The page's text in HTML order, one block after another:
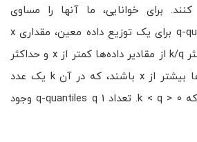
برای خوانایی، ما آنها را مساوی
می‌نامیم.) kامین q-quantile برای یک توزیع داده معین، مقداری x
است به طوری که حداکثر k/q از مقادیر داده‌ها کمتر از x و حداکثر
(q k)/q از مقادیر داده‌ها بیشتر از x باشند، که در آن k یک عدد
صحیح است به طوری که 0 < k < q. تعداد q-quantiles q 1 وجود